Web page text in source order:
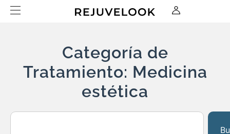
Categoría de
Tratamiento: Medicina
estética